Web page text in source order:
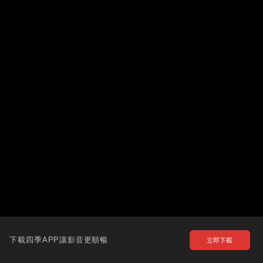
下載四季APP讓影音更順暢 立即下載